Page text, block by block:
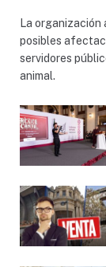
La organización
posibles
servidores
animal.